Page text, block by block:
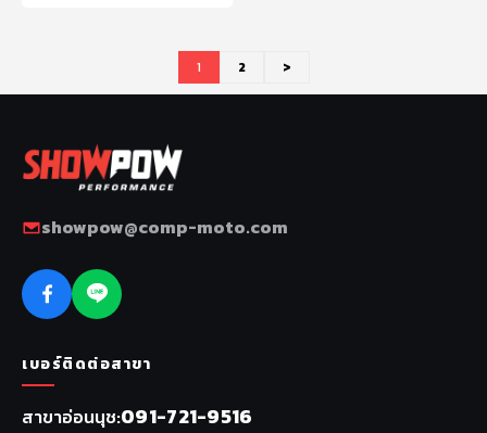
1 2 >
showpow@comp-moto.com
เบอร์ติดต่อสาขา
สาขาอ่อนนุช 091-721-9516